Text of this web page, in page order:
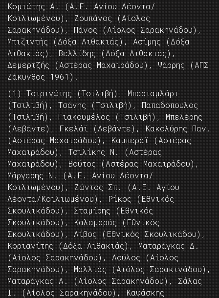
Κομιώτης Α. (Α.Ε. Αγίου Λέοντα/
Κοιλιωμένου), Ζουπάνος (Αίολος
Σαρακηνάδου), Πάνος (Αίολος Σαρακηνάδου),
Μπιζιντής (Δόξα Λιθακιάς), Ασίμης (Δόξα
Λιθακιάς), Βελλίδης (Δόξα Λιθακιάς),
Δεμερτζής (Αστέρας Μαχαιράδου), Ψάρρης (ΑΠΣ
Ζάκυνθος 1961).
(1) Τσιριγώτης (Τσιλιβή), Μπαριαμλάρι
(Τσιλιβή), Τσάνης (Τσιλιβή), Παπαδόπουλος
(Τσιλιβή), Γιακουμέλος (Τσιλιβή), Μπελέρης
(Λεβάντε), Γκελάϊ (Λεβάντε), Κακολύρης Παν.
(Αστέρας Μαχαιράδου), Καμπεράϊ (Αστέρας
Μαχαιράδου), Τσιλίκης Ν. (Αστέρας
Μαχαιράδου), Βούτος (Αστέρας Μαχαιράδου),
Μάργαρης Ν. (Α.Ε. Αγίου Λέοντα/
Κοιλιωμένου), Ζώντος Σπ. (Α.Ε. Αγίου
Λέοντα/Κοιλιωμένου), Ρίκος (Εθνικός
Σκουλικάδου), Σταμίρης (Εθνικός
Σκουλικάδου), Καλαμαράς (Εθνικός
Σκουλικάδου), Λίβος (Εθνικός Σκουλικάδου),
Κοριανίτης (Δόξα Λιθακιάς), Ματαράγκας Δ.
(Αίολος Σαρακηνάδου), Λούλος (Αίολος
Σαρακηνάδου), Μαλλιάς (Αιόλος Σαρακινάδου),
Ματαράγκας Α. (Αίολος Σαρακηνάδου), Σάλας
Ι. (Αίολος Σαρακηνάδου), Καψάσκης